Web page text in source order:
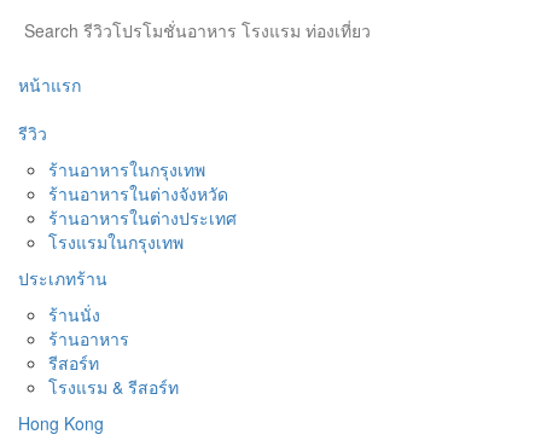
หน้าแรก
รีวิว
ร้านอาหารในกรุงเทพ
ร้านอาหารในต่างจังหวัด
ร้านอาหารในต่างประเทศ
โรงแรมในกรุงเทพ
ประเภทร้าน
ร้านนั่ง
ร้านอาหาร
รีสอร์ท
โรงแรม & รีสอร์ท
Hong Kong